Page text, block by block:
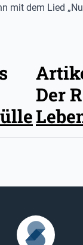
mit dem Lied
Der